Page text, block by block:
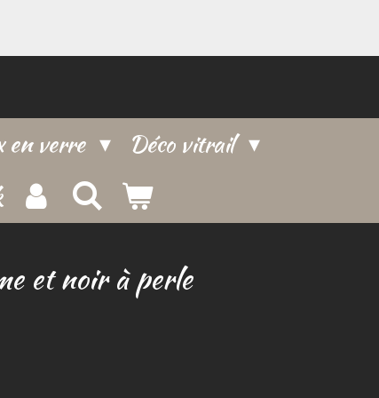
en verre
Déco vitrail
et noir à perle